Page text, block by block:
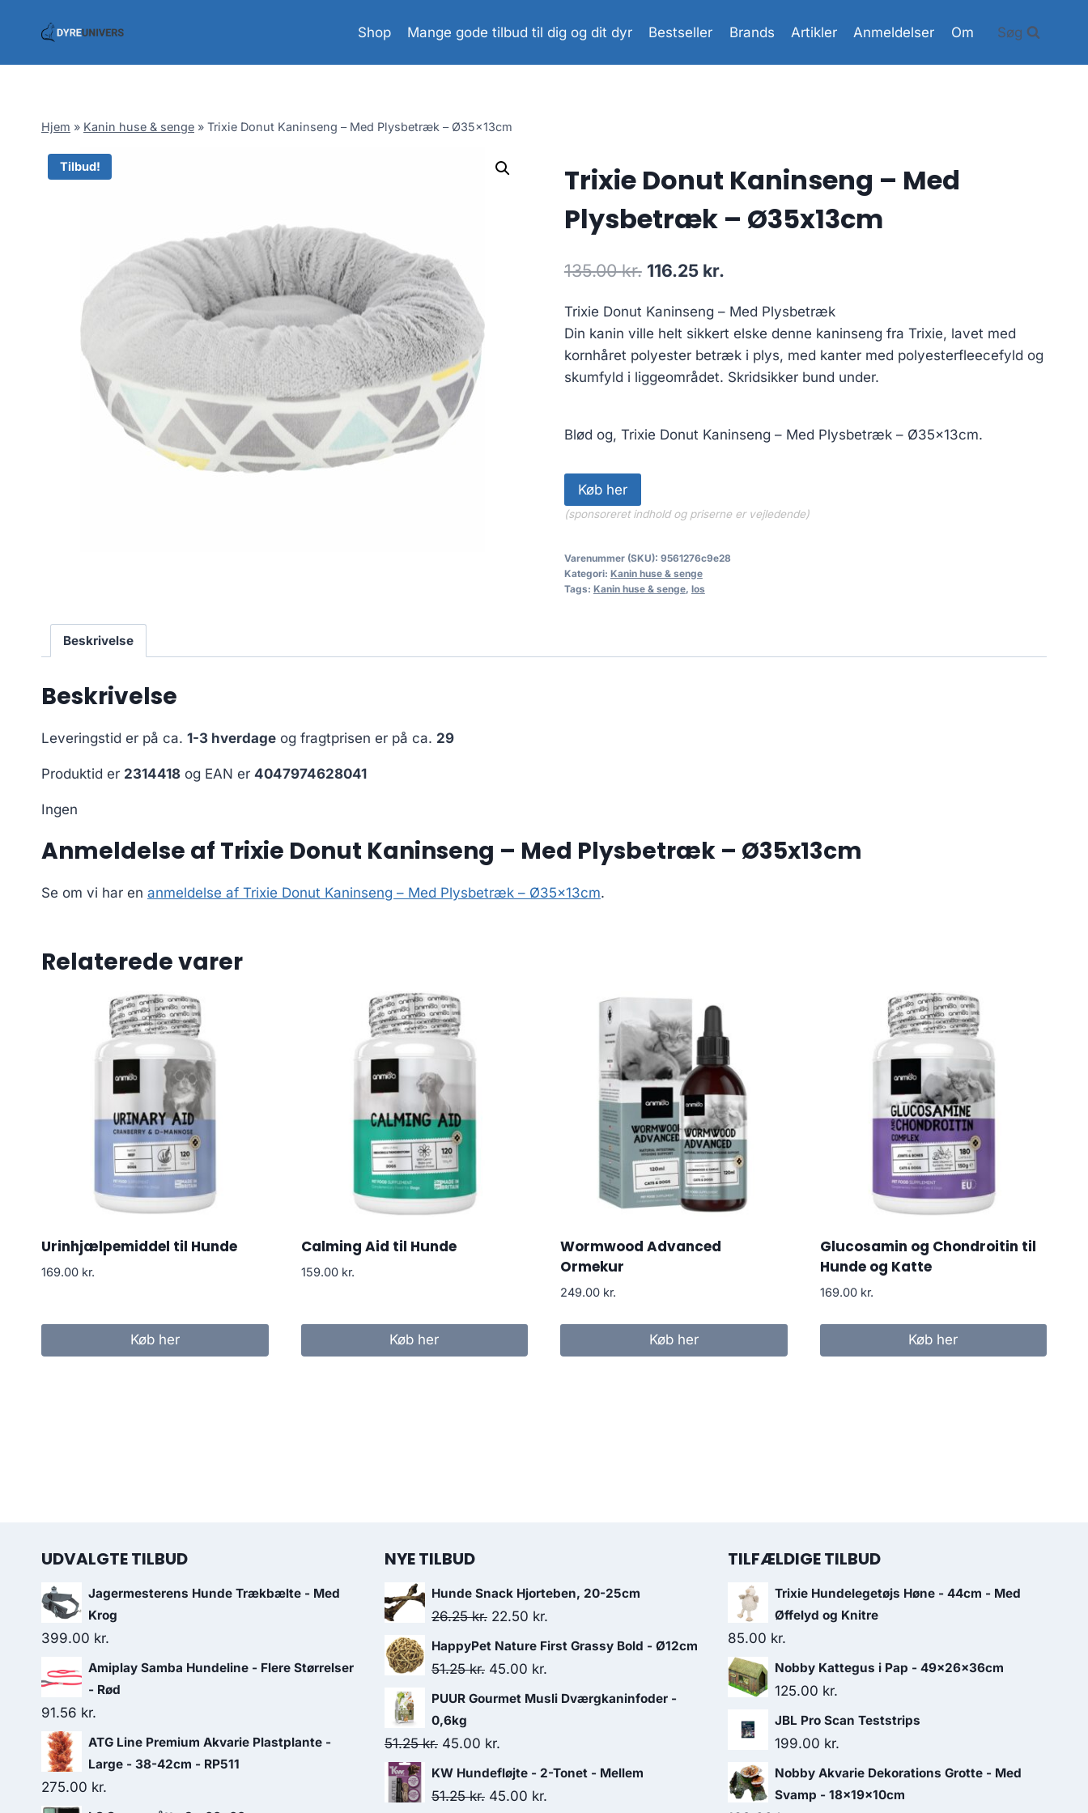
Shop Mange gode tilbud til dig og dit dyr Bestseller Brands Artikler Anmeldelser Om Søg
Hjem » Kanin huse & senge » Trixie Donut Kaninseng – Med Plysbetræk – Ø35x13cm
Tilbud!
Trixie Donut Kaninseng – Med
Plysbetræk – Ø35x13cm
135.00kr. Den
pris
var:
135.00 kr..
116.25 kr.
pris
er:
116.25 kr..
Trixie Donut Kaninseng – Med Plysbetræk
Din kanin ville helt sikkert elske denne kaninseng fra Trixie, lavet med
kornhåret polyester betræk i plys, med kanter med polyesterfleecefyld og
skumfyld i liggeområdet. Skridsikker bund under.
Blød og, Trixie Donut Kaninseng – Med Plysbetræk – Ø35x13cm.
Køb her
(sponsoreret indhold og priserne er vejledende)
Varenummer (SKU): 9561276c9e28
Kategori: Kanin huse & senge
Tags: Kanin huse & senge, los
Beskrivelse
Beskrivelse
Leveringstid er på ca. 1-3 hverdage og fragtprisen er på ca. 29
Produktid er 2314418 og EAN er 4047974628041
Ingen
Anmeldelse af Trixie Donut Kaninseng – Med Plysbetræk – Ø35x13cm
Se om vi har en anmeldelse af Trixie Donut Kaninseng – Med Plysbetræk – Ø35x13cm.
Relaterede varer
Urinhjælpemiddel til Hunde
169.00 kr.
Køb her
Calming Aid til Hunde
159.00 kr.
Køb her
Wormwood Advanced
Ormekur
249.00 kr.
Køb her
Glucosamin og Chondroitin til
Hunde og Katte
169.00 kr.
Køb her
UDVALGTE TILBUD
Jagermesterens Hunde Trækbælte - Med
Krog
399.00 kr.
Amiplay Samba Hundeline - Flere Størrelser
- Rød
91.56 kr.
ATG Line Premium Akvarie Plastplante -
Large - 38-42cm - RP511
275.00 kr.
NYE TILBUD
Hunde Snack Hjorteben, 20-25cm
26.25kr. Den
oprindelige
pris
22.50 kr.
aktuelle
HappyPet Nature First Grassy Bold - Ø12cm
51.25kr. Den
oprindelige
var:
51.25 kr..
45.00 kr.
aktuelle
45.00 kr..
PUUR Gourmet Musli Dværgkaninfoder -
0,6kg
51.25kr. Den
oprindelige
pris
45.00 kr.
aktuelle
pris
KW Hundefløjte - 2-Tonet - Mellem
51.25kr. Den
45.00 kr.
TILFÆLDIGE TILBUD
Trixie Hundelegetøjs Høne - 44cm - Med
Øffelyd og Knitre
85.00 kr.
Nobby Kattegus i Pap - 49x26x36cm
125.00 kr.
JBL Pro Scan Teststrips
199.00 kr.
Nobby Akvarie Dekorations Grotte - Med
Svamp - 18x19x10cm